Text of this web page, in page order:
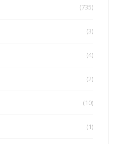
(735)
(3)
(4)
(2)
(10)
(1)